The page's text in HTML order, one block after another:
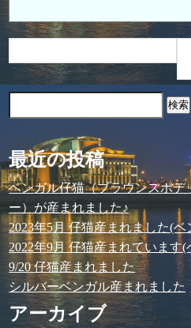
索:
最近の投稿
ベンガル仔猫（ブラウンスポデ
ー）が産まれました♪
2023年5月 仔猫産まれました(ベ
2022年9月 仔猫産まれています
9/20 仔猫産まれました
シルバーベンガル産まれました
アーカイブ